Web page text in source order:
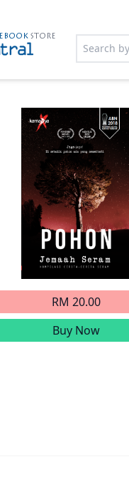
EBOOK STORE
RM 20.00
Buy Now